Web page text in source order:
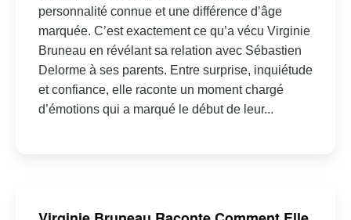
personnalité connue et une différence d’âge
marquée. C’est exactement ce qu’a vécu Virginie
Bruneau en révélant sa relation avec Sébastien
Delorme à ses parents. Entre surprise, inquiétude
et confiance, elle raconte un moment chargé
d’émotions qui a marqué le début de leur...